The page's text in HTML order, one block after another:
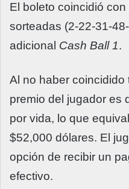
El boleto coincidió
sorteadas (2-22-31-
adicional Cash Ball 1.
Al no haber coincidido
premio del jugador es
por vida, lo que
$52,000 dólares. El
opción de recibir un
efectivo.